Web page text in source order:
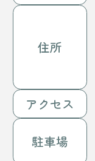
住所
アクセス
駐車場